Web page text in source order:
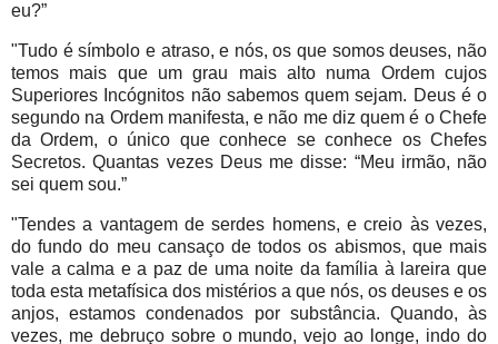
eu?”
"Tudo é símbolo e atraso, e nós, os que somos deuses, não
temos mais que um grau mais alto numa Ordem cujos
Superiores Incógnitos não sabemos quem sejam. Deus é o
segundo na Ordem manifesta, e não me diz quem é o Chefe
da Ordem, o único que conhece se conhece os Chefes
Secretos. Quantas vezes Deus me disse: “Meu irmão, não
sei quem sou.”
"Tendes a vantagem de serdes homens, e creio às vezes,
do fundo do meu cansaço de todos os abismos, que mais
vale a calma e a paz de uma noite da família à lareira que
toda esta metafísica dos mistérios a que nós, os deuses e os
anjos, estamos condenados por substância. Quando, às
vezes, me debruço sobre o mundo, vejo ao longe, indo do